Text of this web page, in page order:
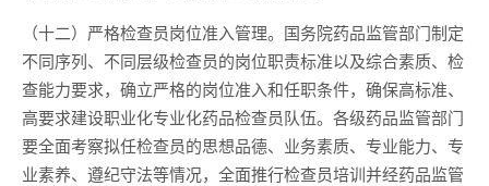
（十二）严格检查员岗位准入管理。国务院药品监管部门制定
不同序列、不同层级检查员的岗位职责标准以及综合素质、检
查能力要求，确立严格的岗位准入和任职条件，确保高标准、
高要求建设职业化专业化药品检查员队伍。各级药品监管部门
要全面考察拟任检查员的思想品德、业务素质、专业能力、专
业素养、遵纪守法等情况，全面推行检查员培训并经药品监管